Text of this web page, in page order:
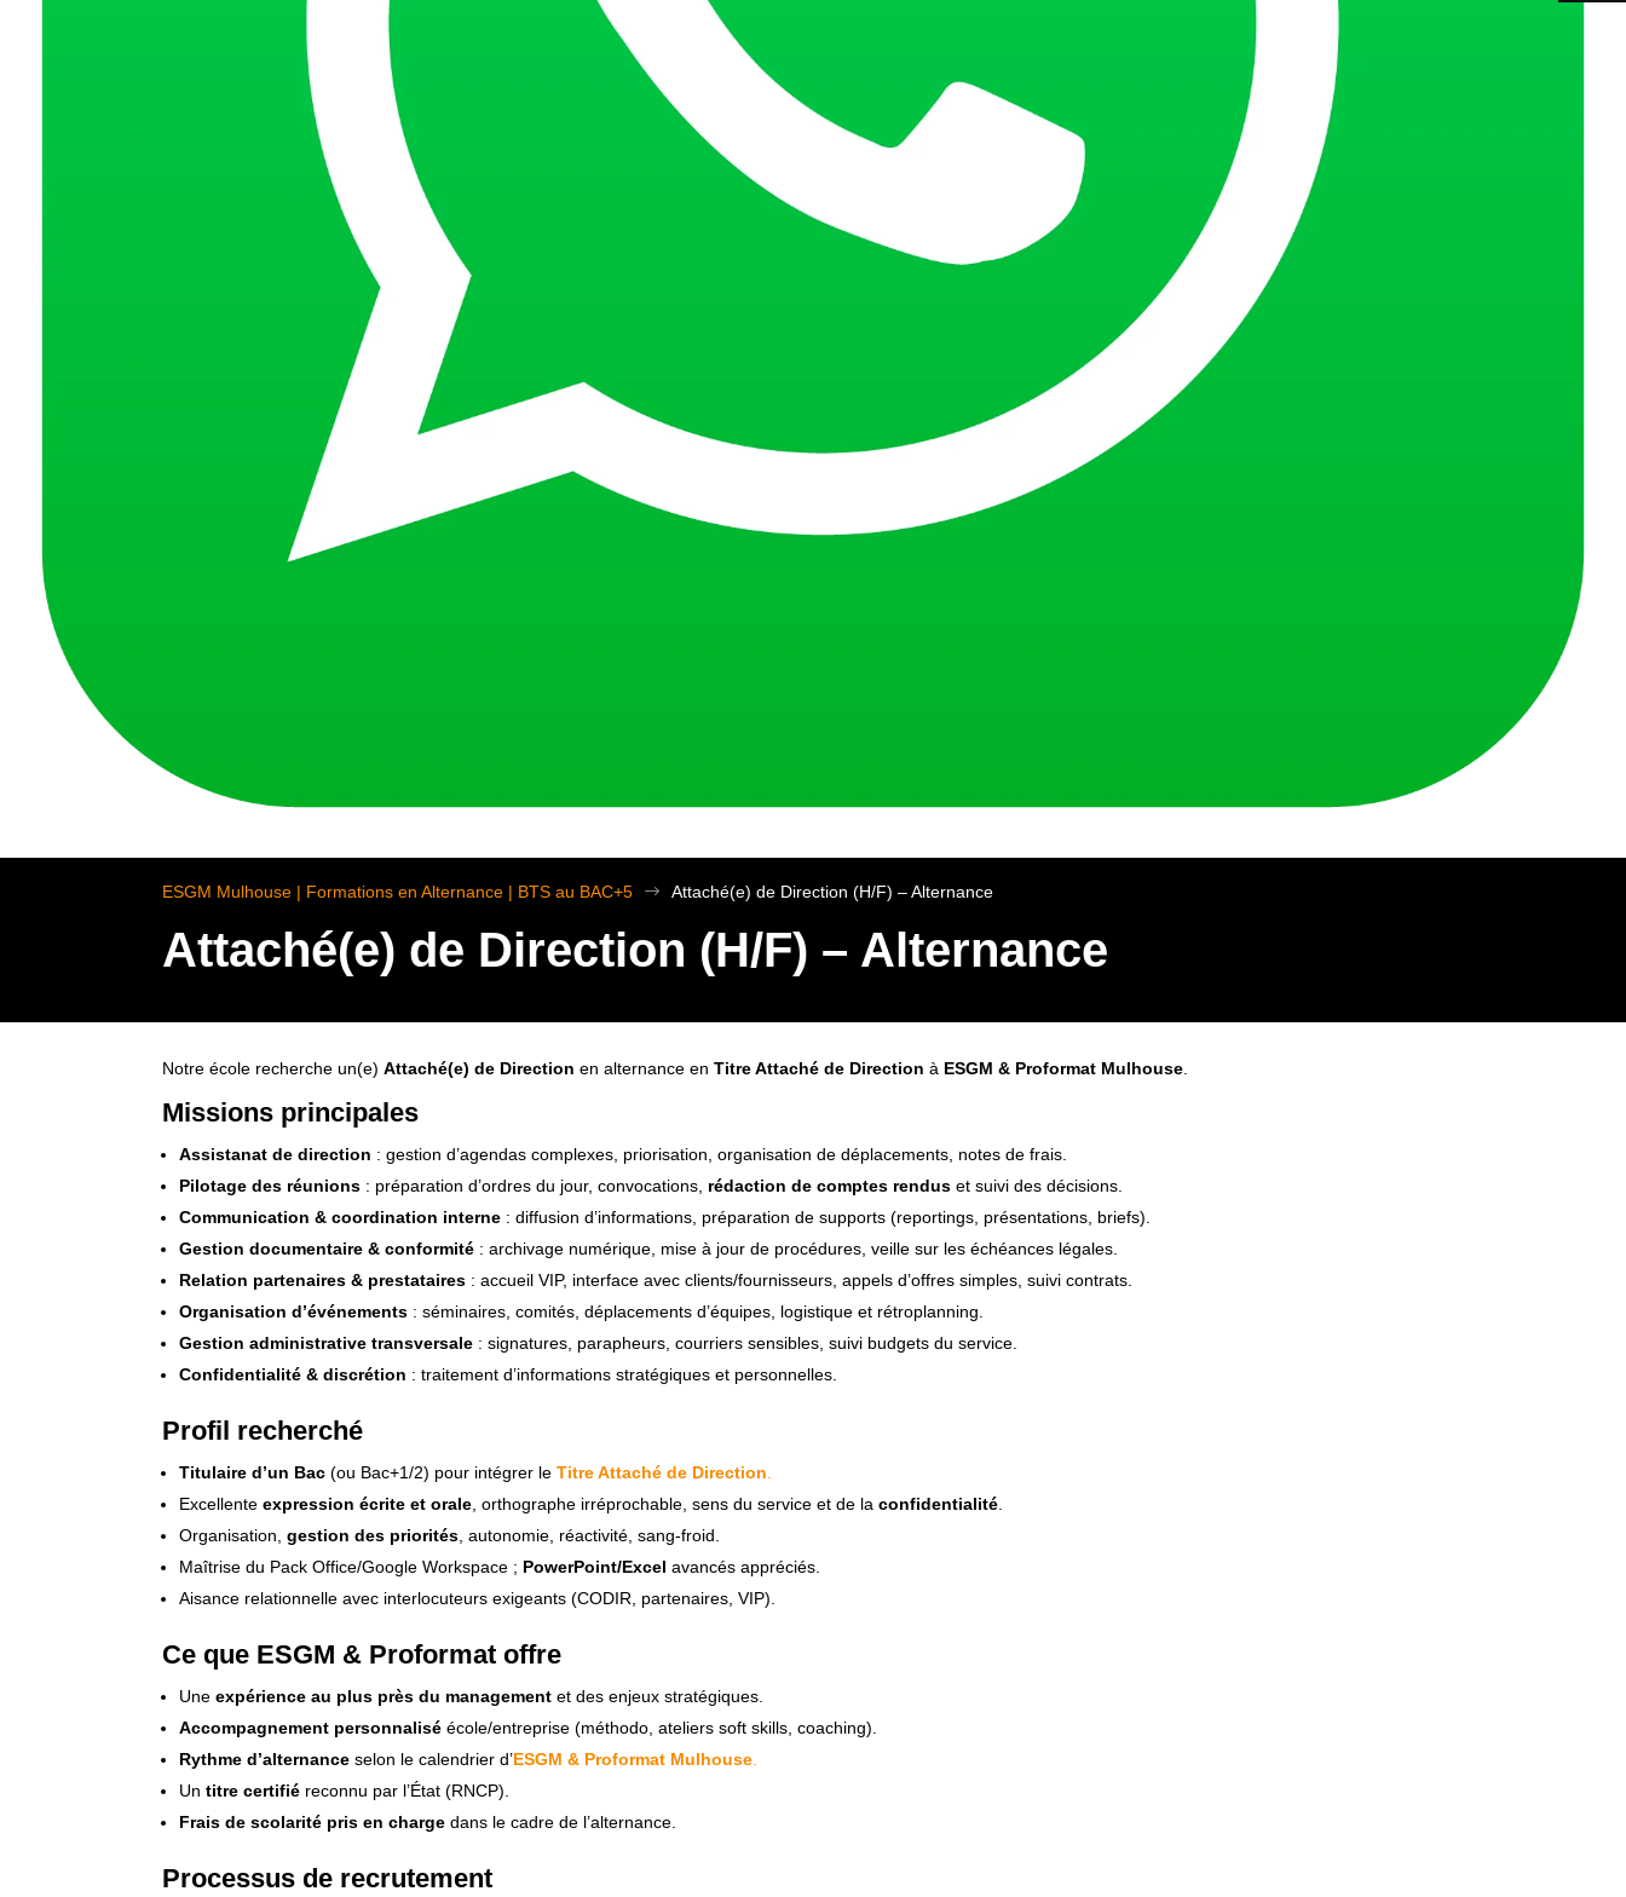
ESGM Mulhouse | Formations en Alternance | BTS au BAC+5 $ Attaché(e) de Direction (H/F) – Alternance
Attaché(e) de Direction (H/F) – Alternance
Notre école recherche un(e)Attaché(e) de Direction en alternance enTitre Attaché de Direction à ESGM & Proformat Mulhouse
Missions principales
Assistanat de direction : gestion d’agendas complexes, priorisation, organisation de déplacements, notes de frais.
Pilotage des réunions : préparation d’ordres du jour, convocations, rédaction de comptes rendus et suivi des décisions.
Communication & coordination interne : diffusion d’informations, préparation de supports (reportings, présentations, briefs).
Gestion documentaire & conformité : archivage numérique, mise à jour de procédures, veille sur les échéances légales.
Relation partenaires & prestataires : accueil VIP, interface avec clients/fournisseurs, appels d’offres simples, suivi contrats.
Organisation d’événements : séminaires, comités, déplacements d’équipes, logistique et rétroplanning.
Gestion administrative transversale : signatures, parapheurs, courriers sensibles, suivi budgets du service.
Confidentialité & discrétion : traitement d’informations stratégiques et personnelles.
Profil recherché
Titulaire d’un Bac (ou Bac+1/2) pour intégrer leTitre Attaché de Direction
Excellenteexpression écrite et orale , orthographe irréprochable, sens du service et de laconfidentialité
Organisation,gestion des priorités , autonomie, réactivité, sang-froid.
Maîtrise du Pack Office/Google Workspace ; PowerPoint/Excel avancés appréciés.
Aisance relationnelle avec interlocuteurs exigeants (CODIR, partenaires, VIP).
Ce que ESGM & Proformat offre
Uneexpérience au plus près du management et des enjeux stratégiques.
Accompagnement personnalisé école/entreprise (méthodo, ateliers soft skills, coaching).
Rythme d’alternance selon le calendrier d’ESGM & Proformat Mulhouse
Untitre certifié reconnu par l’État (RNCP).
Frais de scolarité pris en charge dans le cadre de l’alternance.
Processus de recrutement